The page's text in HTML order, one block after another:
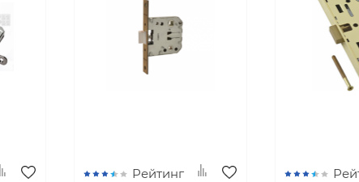
Рейтинг